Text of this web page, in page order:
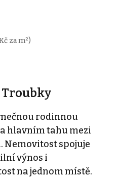
za m²)
rodinnou
hlavním tahu mezi
Nemovitost spojuje
výnos i
na jednom místě.